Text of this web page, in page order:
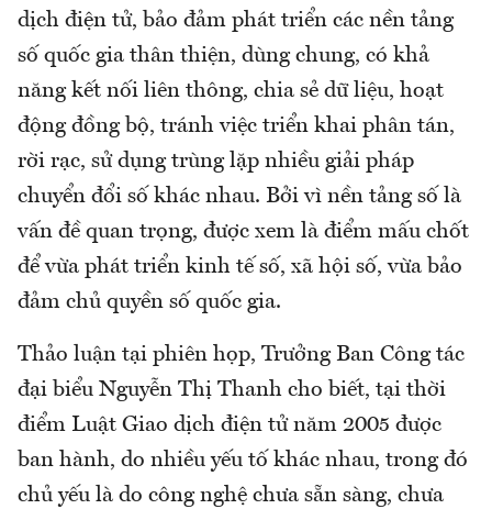
dịch điện tử, bảo đảm phát triển các nền tảng
số quốc gia thân thiện, dùng chung, có khả
năng kết nối liên thông, chia sẻ dữ liệu, hoạt
động đồng bộ, tránh việc triển khai phân tán,
rời rạc, sử dụng trùng lặp nhiều giải pháp
chuyển đổi số khác nhau. Bởi vì nền tảng số là
vấn đề quan trọng, được xem là điểm mấu chốt
để vừa phát triển kinh tế số, xã hội số, vừa bảo
đảm chủ quyền số quốc gia.
Thảo luận tại phiên họp, Trưởng Ban Công tác
đại biểu Nguyễn Thị Thanh cho biết, tại thời
điểm Luật Giao dịch điện tử năm 2005 được
ban hành, do nhiều yếu tố khác nhau, trong đó
chủ yếu là do công nghệ chưa sẵn sàng, chưa